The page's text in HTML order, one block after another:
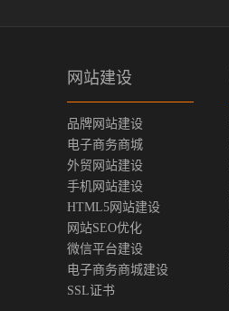
网站建设
品牌网站建设
电子商务商城
外贸网站建设
手机网站建设
HTML5网站建设
网站SEO优化
微信平台建设
电子商务商城建设
SSL证书